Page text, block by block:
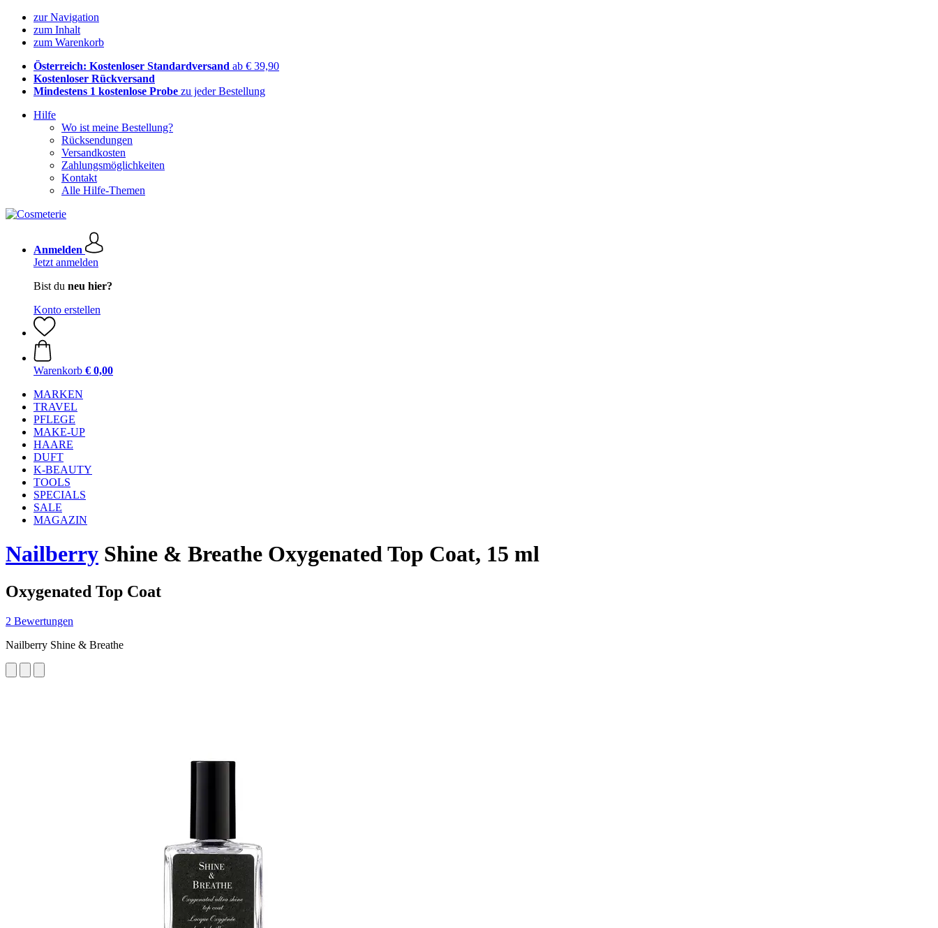
zur Navigation
zum Inhalt
zum Warenkorb
Österreich: Kostenloser Standardversand ab € 39,90
Kostenloser Rückversand
Mindestens 1 kostenlose Probe zu jeder Bestellung
Hilfe
Wo ist meine Bestellung?
Rücksendungen
Versandkosten
Zahlungsmöglichkeiten
Kontakt
Alle Hilfe-Themen
Anmelden
Jetzt anmelden
Bist du neu hier?
Konto erstellen
Warenkorb € 0,00
MARKEN
TRAVEL
PFLEGE
MAKE-UP
HAARE
DUFT
K-BEAUTY
TOOLS
SPECIALS
SALE
MAGAZIN
Nailberry Shine & Breathe Oxygenated Top Coat, 15 ml
Oxygenated Top Coat
2 Bewertungen
Nailberry Shine & Breathe